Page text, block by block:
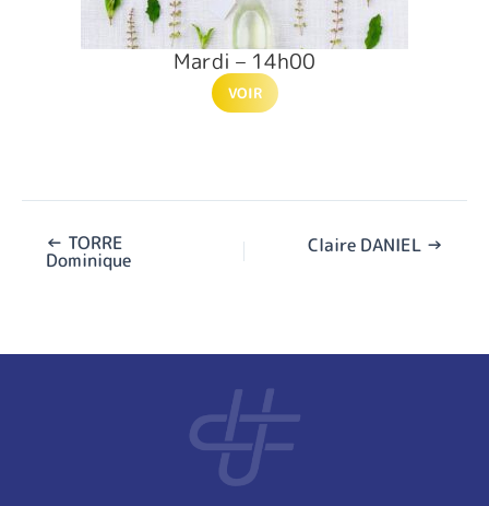
Mardi – 14h00
VOIR
← TORRE
Dominique
Claire DANIEL →